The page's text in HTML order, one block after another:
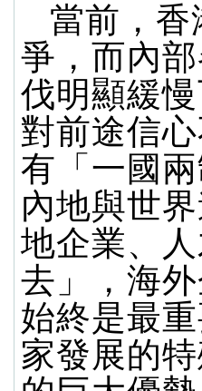
當前，香
爭，而內
伐明顯緩
對前途信
有「一國
內地與世
地企業、
去」，海
始終是最
家發展的